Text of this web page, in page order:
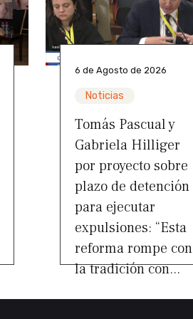
6 de Agosto de 2026
Noticias
Tomás Pascual y
Gabriela Hilliger
por proyecto sobre
plazo de detención
para ejecutar
expulsiones: “Esta
reforma rompe con
la tradición con...